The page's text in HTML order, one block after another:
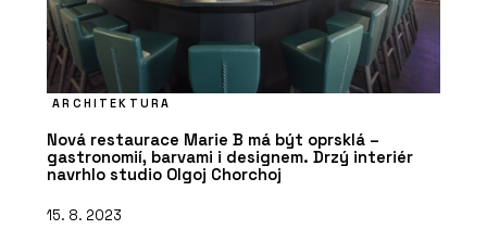
ARCHITEKTURA
Nová restaurace Marie B má být oprsklá –
gastronomií, barvami i designem. Drzý interiér
navrhlo studio Olgoj Chorchoj
15. 8. 2023